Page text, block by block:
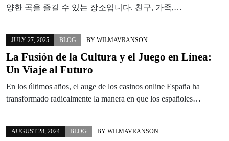
양한 곡을 즐길 수 있는 장소입니다. 친구, 가족,…
JULY 27, 2025 BLOG BY WILMAVRANSON
La Fusión de la Cultura y el Juego en Línea:
Un Viaje al Futuro
En los últimos años, el auge de los casinos online España ha
transformado radicalmente la manera en que los españoles…
AUGUST 28, 2024 BLOG BY WILMAVRANSON